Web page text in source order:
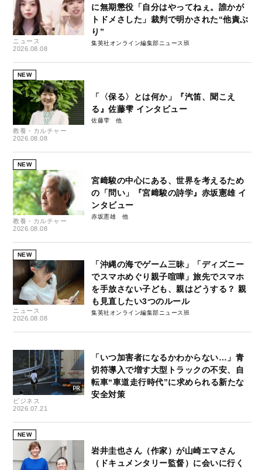
ニュース
2026.08.08
に無期懲役「自分はやってねぇ。誰かが
トドメさした」裁判で明かされた“他責ぶ
り”
集英社オンライン編集部ニュース班
NEW
教養・カルチャー
2026.08.08
「〈保る〉とは何か」『汽笛、聞こえ
る』佐藤雫 インタビュー
佐藤雫
NEW
教養・カルチャー
2026.08.08
宮﨑駿の中心にある、世界を考えるため
の「問い」『宮﨑駿の詩学』赤坂憲雄 イ
ンタビュー
赤坂憲雄
NEW
ニュース
2026.08.08
「沖縄の海でゲーム三昧」「ディズニー
でスマホめぐり親子喧嘩」旅先でスマホ
を手放さない子ども、親はどうする？ 親
も見直したい3つのルール
集英社オンライン編集部ニュース班
ビジネス
2026.07.21
「いつ加害者になるかわからない…」青
切符導入で増す大型トラックの不安、自
転車“車道走行時代”に求められる新たな
安全対策
NEW
岩井圭也さん（作家）が山崎エマさん
（ドキュメンタリー監督）に会いに行く